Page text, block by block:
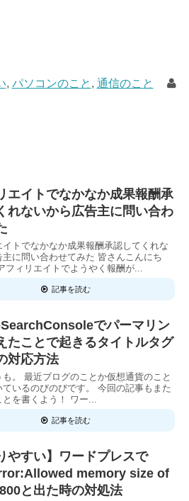
, パソコンのこと , 通信のこと
エイトでなかなか成果報酬承
れないから広告主に問い合わ
イトでなかなか成果報酬承認してくれな
主に問い合わせてみた 皆さんこんにち
フィリエイトでようやく報酬が...
記事を読む
でパーマリン
たことで起きるタイトルタグ
対応方法
も。 最近ブログのことか仮想通貨のこと
ているのびのびです。 今回の記事もまた
を書くよう！ ワー...
記事を読む
やすい】ワードプレスで
memory size of
と出た時の対処法